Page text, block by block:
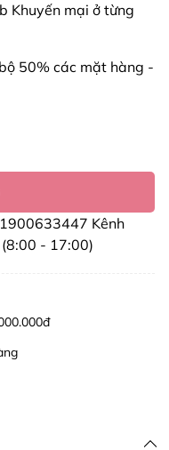
Khuyến mại ở từng
50% các mặt hàng -
Kênh
- 17:00)